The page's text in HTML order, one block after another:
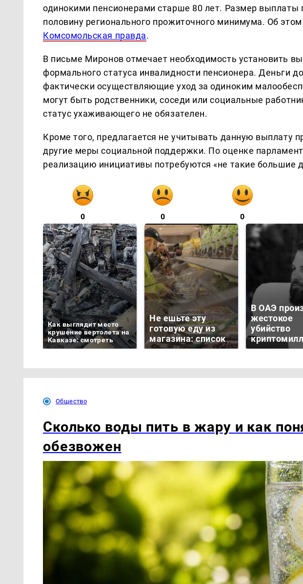
одинокими пенсионерами старше 80 лет. Размер выплаты
половину регионального прожиточного минимума. Об
Комсомольская правда.
В письме Миронов отмечает необходимость установить
формального статуса инвалидности пенсионера. Деньги
фактически осуществляющие уход за одиноким
могут быть родственники, соседи или социальные
статус ухаживающего не обязателен.
Кроме того, предлагается не учитывать данную выплату
другие меры социальной поддержки. По оценке
реализацию инициативы потребуются «не такие большие
0 0 0
Как выглядит место
крушение вертолета на
Кавказе: смотреть
Не ешьте эту
готовую еду из
магазина: список
В ОАЭ
жестокое
убийство
Общество
Сколько воды пить в жару и как
обезвожен